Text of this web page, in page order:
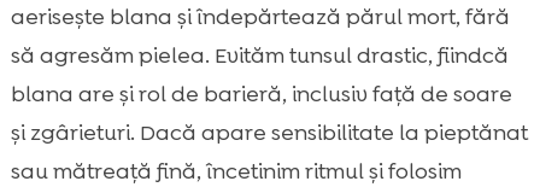
aerisește blana și îndepărtează părul mort, fără
să agresăm pielea. Evităm tunsul drastic, fiindcă
blana are și rol de barieră, inclusiv față de soare
și zgârieturi. Dacă apare sensibilitate la pieptănat
sau mătreață fină, încetinim ritmul și folosim